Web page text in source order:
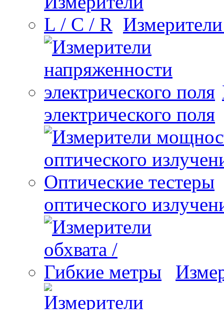
электрического поля
оптического